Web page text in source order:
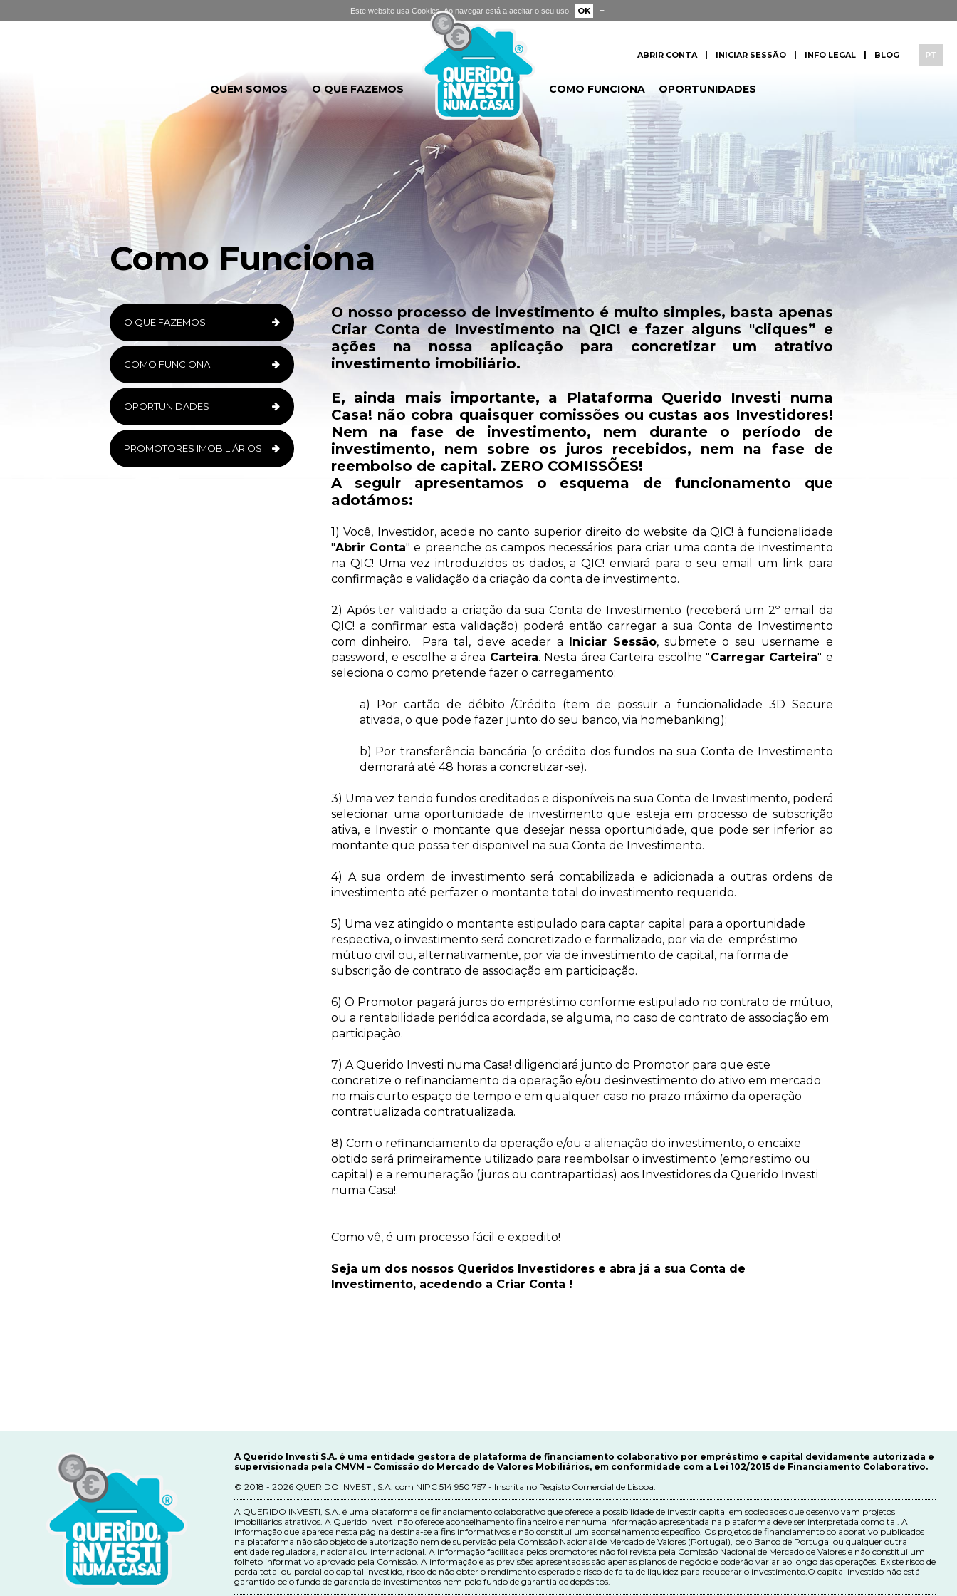
Este website usa Cookies. Ao navegar está a aceitar o seu uso. OK +
PT
ABRIR CONTA INICIAR SESSÃO INFO LEGAL BLOG
QUEM SOMOS O QUE FAZEMOS COMO FUNCIONA OPORTUNIDADES
Como Funciona
O QUE FAZEMOS
COMO FUNCIONA
OPORTUNIDADES
PROMOTORES IMOBILIÁRIOS
O nosso processo de investimento é muito simples, basta apenas
Criar Conta de Investimento na QIC! e fazer alguns "cliques” e
ações na nossa aplicação para concretizar um atrativo
investimento imobiliário.
E, ainda mais importante, a Plataforma Querido Investi numa
Casa! não cobra quaisquer comissões ou custas aos Investidores!
Nem na fase de investimento, nem durante o período de
investimento, nem sobre os juros recebidos, nem na fase de
reembolso de capital. ZERO COMISSÕES!
A seguir apresentamos o esquema de funcionamento que
adotámos:
1) Você, Investidor, acede no canto superior direito do website da QIC! à funcionalidade
"Abrir Conta" e preenche os campos necessários para criar uma conta de investimento
na QIC! Uma vez introduzidos os dados, a QIC! enviará para o seu email um link para
confirmação e validação da criação da conta de investimento.
2) Após ter validado a criação da sua Conta de Investimento (receberá um 2º email da
QIC! a confirmar esta validação) poderá então carregar a sua Conta de Investimento
com dinheiro. Para tal, deve aceder a Iniciar Sessão, submete o seu username e
password, e escolhe a área Carteira. Nesta área Carteira escolhe "Carregar Carteira" e
seleciona o como pretende fazer o carregamento:
a) Por cartão de débito /Crédito (tem de possuir a funcionalidade 3D Secure
ativada, o que pode fazer junto do seu banco, via homebanking);
b) Por transferência bancária (o crédito dos fundos na sua Conta de Investimento
demorará até 48 horas a concretizar-se).
3) Uma vez tendo fundos creditados edisponíveis na sua Conta de Investimento, poderá
selecionar uma oportunidade de investimento que esteja em processo de subscrição
ativa, e Investir o montante que desejar nessa oportunidade, que pode ser inferior ao
montante que possa ter disponivel na sua Conta de Investimento.
4) A sua ordem de investimento será contabilizada e adicionada a outras ordens de
investimento até perfazer o montante total do investimento requerido.
5) Uma vez atingido o montante estipulado para captar capital para a oportunidade
respectiva, o investimento será concretizado e formalizado, por via de empréstimo
mútuo civil ou, alternativamente, por via de investimento de capital, na forma de
subscrição de contrato de associação em participação.
6) O Promotor pagará juros do empréstimo conforme estipulado no contrato de mútuo,
ou a rentabilidade periódica acordada, se alguma, no caso de contrato de associação em
participação.
7) A Querido Investi numa Casa! diligenciará junto do Promotor para que este
concretize o refinanciamento da operação e/ou desinvestimento do ativo em mercado
no mais curto espaço de tempo e em qualquer caso no prazo máximo da operação
contratualizada contratualizada.
8) Com o refinanciamento da operação e/ou a alienação do investimento, o encaixe
obtido será primeiramente utilizado para reembolsar o investimento (emprestimo ou
capital) e a remuneração (juros ou contrapartidas) aos Investidores da Querido Investi
numa Casa!.
Como vê, é um processo fácil e expedito!
Seja um dos nossos Queridos Investidores e abra já a sua Conta de
Investimento, acedendo a Criar Conta !
A Querido Investi S.A. é uma entidade gestora de plataforma de financiamento colaborativo por empréstimo e capital devidamente autorizada e
supervisionada pela CMVM – Comissão do Mercado de Valores Mobiliários, em conformidade com a Lei 102/2015 de Financiamento Colaborativo.
© 2018 - 2026 QUERIDO INVESTI, S.A. com NIPC 514 950 757 - Inscrita no Registo Comercial de Lisboa.
A QUERIDO INVESTI, S.A. é uma plataforma de financiamento colaborativo que oferece a possibilidade de investir capital em sociedades que desenvolvam projetos
imobiliários atrativos. A Querido Investi não oferece aconselhamento financeiro e nenhuma informação apresentada na plataforma deve ser interpretada como tal. A
informação que aparece nesta página destina-se a fins informativos e não constitui um aconselhamento específico. Os projetos de financiamento colaborativo publicados
na plataforma não são objeto de autorização nem de supervisão pela Comissão Nacional de Mercado de Valores (Portugal), pelo Banco de Portugal ou qualquer outra
entidade reguladora, nacional ou internacional. A informação facilitada pelos promotores não foi revista pela Comissão Nacional de Mercado de Valores e não constitui um
folheto informativo aprovado pela Comissão. A informação e as previsões apresentadas são apenas planos de negócio e poderão variar ao longo das operações. Existe risco de
perda total ou parcial do capital investido, risco de não obter o rendimento esperado e risco de falta de liquidez para recuperar o investimento.O capital investido não está
garantido pelo fundo de garantia de investimentos nem pelo fundo de garantia de depósitos.